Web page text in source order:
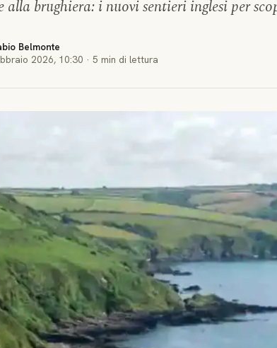
alla brughiera: i nuovi sentieri inglesi per
Belmonte
2026, 10:30 · 5 min di lettura